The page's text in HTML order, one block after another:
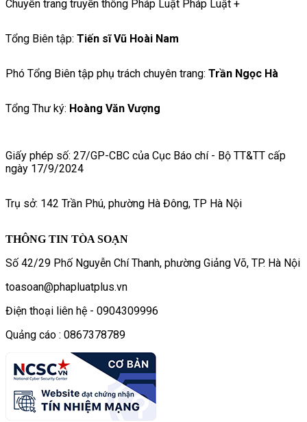
Chuyên trang truyền thông Pháp Luật Pháp Luật +
Tổng Biên tập: Tiến sĩ Vũ Hoài Nam
Phó Tổng Biên tập phụ trách chuyên trang: Trần Ngọc Hà
Tổng Thư ký: Hoàng Văn Vượng
Giấy phép số: 27/GP-CBC của Cục Báo chí - Bộ TT&TT cấp
ngày 17/9/2024
Trụ sở: 142 Trần Phú, phường Hà Đông, TP Hà Nội
THÔNG TIN TÒA SOẠN
Số 42/29 Phố Nguyễn Chí Thanh, phường Giảng Võ, TP. Hà Nội
toasoan@phapluatplus.vn
Điện thoại liên hệ - 0904309996
Quảng cáo : 0867378789